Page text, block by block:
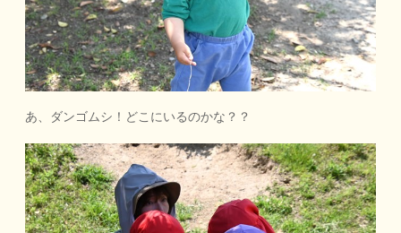
あ、ダンゴムシ！どこにいるのかな？？